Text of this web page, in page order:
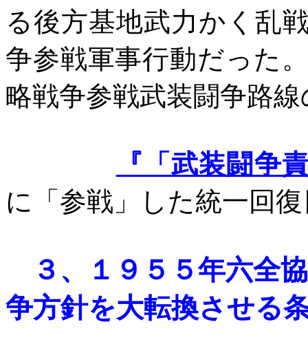
る後方基地武力かく乱
争参戦軍事行動だった
略戦争参戦武装闘争路
『「武装闘争
に「参戦」した統一回
３、
１９５５年六全
争方針を大転換させる